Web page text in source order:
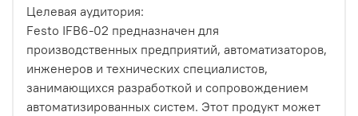
Целевая аудитория:
Festo IFB6-02 предназначен для
производственных предприятий, автоматизаторов,
инженеров и технических специалистов,
занимающихся разработкой и сопровождением
автоматизированных систем. Этот продукт может